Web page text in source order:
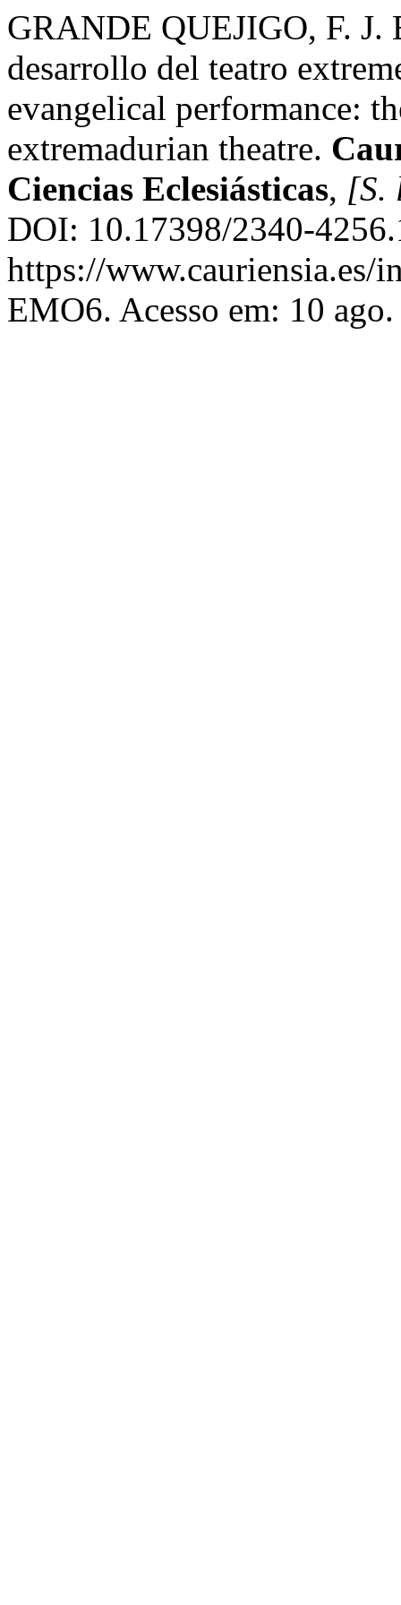
GRANDE QUEJIGO, F. J.
desarrollo del teatro
evangelical performance:
extremadurian theatre.
Ciencias Eclesiásticas, [S.
DOI: 10.17398/2340-
https://www.cauriensia.es/
EMO6. Acesso em: 10